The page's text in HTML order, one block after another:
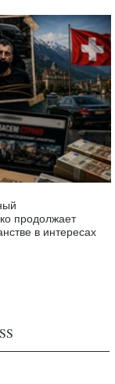
продолжает
в интересах